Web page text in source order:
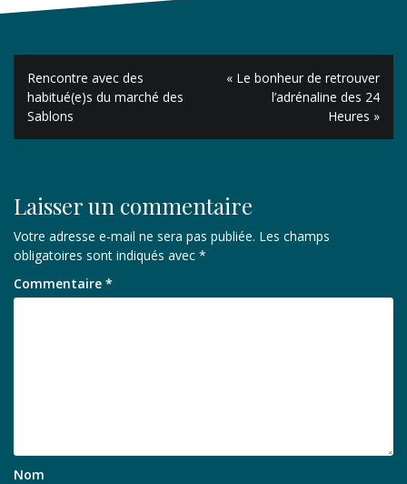
Navigation
de
l’article
Rencontre avec des
habitué(e)s du marché des
Sablons
« Le bonheur de retrouver
l’adrénaline des 24
Heures »
Laisser un commentaire
Votre adresse e-mail ne sera pas publiée. Les champs
obligatoires sont indiqués avec *
Commentaire *
Nom